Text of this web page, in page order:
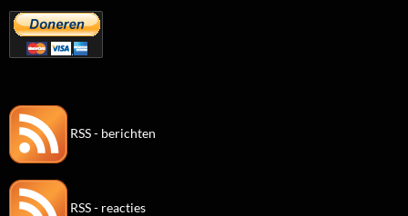
RSS - berichten
RSS - reacties